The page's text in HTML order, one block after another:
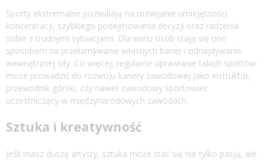
Sporty ekstremalne pozwalają na rozwijanie umiejętności
koncentracji, szybkiego podejmowania decyzji oraz radzenia
sobie z trudnymi sytuacjami. Dla wielu osób stają się one
sposobem na przełamywanie własnych barier i odnajdywanie
wewnętrznej siły. Co więcej, regularne uprawianie takich sportów
może prowadzić do rozwoju kariery zawodowej jako instruktor,
przewodnik górski, czy nawet zawodowy sportowiec
uczestniczący w międzynarodowych zawodach.
Sztuka i kreatywność
Jeśli masz duszę artysty, sztuka może stać się nie tylko pasją, ale